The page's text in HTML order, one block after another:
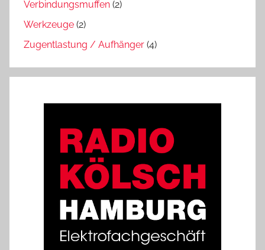
Verbindungsmuffen (2)
Werkzeuge (2)
Zugentlastung / Aufhänger (4)